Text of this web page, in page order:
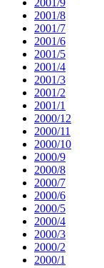
2001/8
2001/7
2001/6
2001/5
2001/4
2001/3
2001/2
2001/1
2000/12
2000/11
2000/10
2000/9
2000/8
2000/7
2000/6
2000/5
2000/4
2000/3
2000/2
2000/1